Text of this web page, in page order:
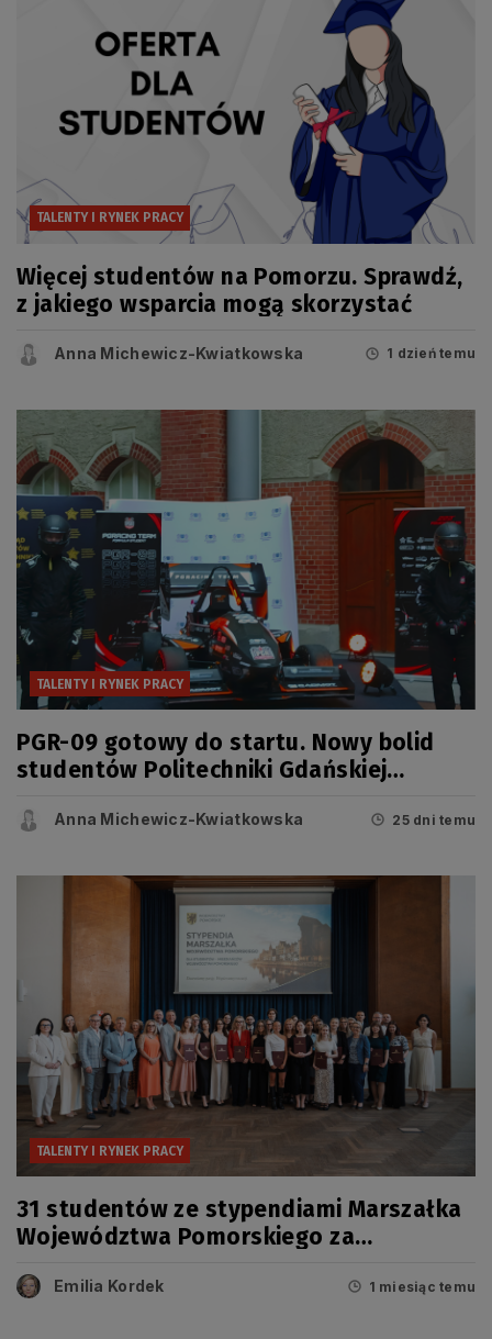
TALENTY I RYNEK PRACY
Więcej studentów na Pomorzu. Sprawdź,
z jakiego wsparcia mogą skorzystać
Anna Michewicz-Kwiatkowska 1 dzień temu
TALENTY I RYNEK PRACY
PGR-09 gotowy do startu. Nowy bolid
studentów Politechniki Gdańskiej
Student
Anna Michewicz-Kwiatkowska 25 dni temu
TALENTY I RYNEK PRACY
31 studentów ze stypendiami Marszałka
Województwa Pomorskiego za
Emilia Kordek 1 miesiąc temu